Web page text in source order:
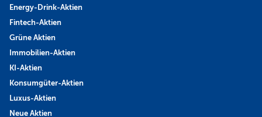
Energy-Drink-Aktien
Fintech-Aktien
Grüne Aktien
Immobilien-Aktien
KI-Aktien
Konsumgüter-Aktien
Luxus-Aktien
Neue Aktien